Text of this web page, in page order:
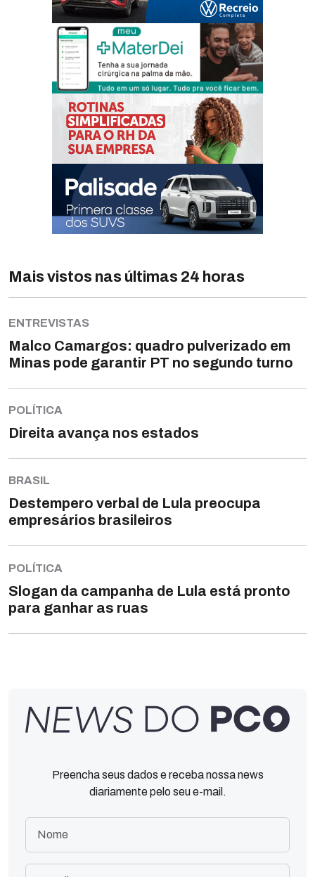
Mais vistos nas últimas 24 horas
ENTREVISTAS
Malco Camargos: quadro pulverizado em
Minas pode garantir PT no segundo turno
POLÍTICA
Direita avança nos estados
BRASIL
Destempero verbal de Lula preocupa
empresários brasileiros
POLÍTICA
Slogan da campanha de Lula está pronto
para ganhar as ruas
Preencha seus dados e receba nossa news
diariamente pelo seu e-mail.